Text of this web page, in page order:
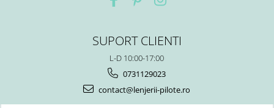
SUPORT CLIENTI
L-D 10:00-17:00
0731129023
contact@lenjerii-pilote.ro